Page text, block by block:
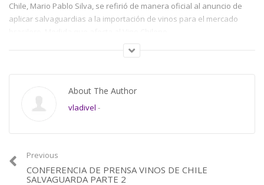
Chile, Mario Pablo Silva, se refirió de manera oficial al anuncio de
aplicar salvaguardias a la importación de vinos para el mercado
woc wines of chile wine vino salvaguarda
About The Author
vladivel -
Previous
CONFERENCIA DE PRENSA VINOS DE CHILE
SALVAGUARDA PARTE 2